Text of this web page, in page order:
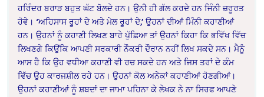
ਹਰਿੰਦਰ ਬਰਾੜ ਬਹੁਤ ਘੱਟ ਬੋਲਦੇ ਹਨ। ਉਨੀ ਹੀ ਗੱਲ ਕਰਦੇ ਹਨ ਜਿੰਨੀ ਜ਼ਰੂਰਤ
ਹੋਵੇ। ‘ਅਹਿਸਾਸ ਰੂਹਾਂ ਦੇ ਅਤੇ ਮੇਲ ਰੂਹਾਂ ਦੇ,’ ਉਹਨਾਂ ਦੀਆਂ ਮਿੰਨੀ ਕਹਾਣੀਆਂ
ਹਨ। ਉਹਨਾਂ ਨੂੰ ਕਹਾਣੀ ਲਿਖਣ ਬਾਰੇ ਪੁੱਛਿਆ ਤਾਂ ਉਹਨਾਂ ਕਿਹਾ ਕਿ ਭਵਿੱਖ ਵਿੱਚ
ਲਿਖਣਗੇ ਕਿਉਂਕਿ ਆਪਣੀ ਸਰਕਾਰੀ ਨੌਕਰੀ ਦੌਰਾਨ ਨਹੀਂ ਲਿਖ ਸਕਦੇ ਸਨ। ਮੈਨੂੰ
ਆਸ ਹੈ ਕਿ ਉਹ ਵਧੀਆ ਕਹਾਣੀ ਵੀ ਰਚ ਸਕਦੇ ਹਨ ਅਤੇ ਜਿਸ ਤਰਾਂ ਦੇ ਕੰਮ
ਵਿੱਚ ਉਹ ਕਾਰਜਸ਼ੀਲ ਰਹੇ ਹਨ। ਉਹਨਾਂ ਕੋਲ ਅਨੇਕਾਂ ਕਹਾਣੀਆਂ ਹੋਣਗੀਆਂ।
ਉਹਨਾਂ ਕਹਾਣੀਆਂ ਨੂੰ ਸ਼ਬਦਾਂ ਦਾ ਜਾਮਾ ਪਹਿਨਾ ਕੇ ਲੇਖਕ ਨੇ ਨਾ ਸਿਰਫ ਆਪਣੇ